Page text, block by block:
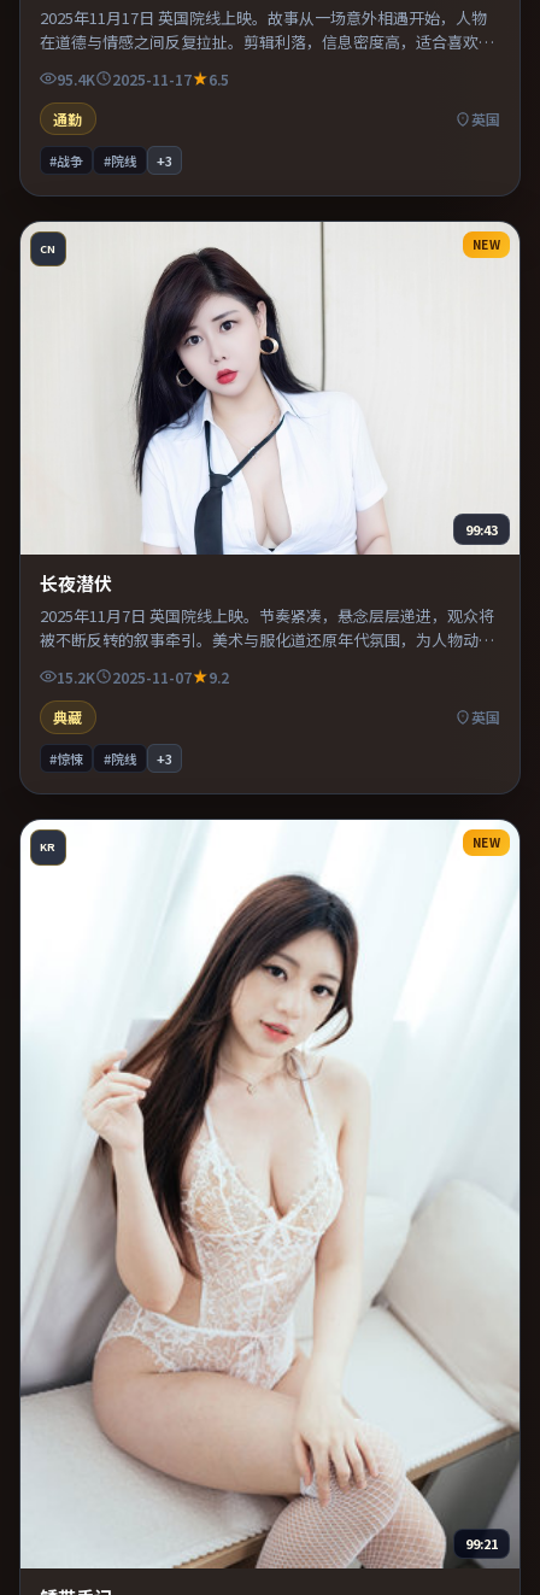
2025年11月17日 英国院线上映。故事从一场意外相遇开始，人物
在道德与情感之间反复拉扯。剪辑利落，信息密度高，适合喜欢烧
脑与推理的观众。既有类型片爽感，也保留作者表达，口碑潜力不
俗。
95.4K 2025-11-17
6.5
通勤
英国
#战争 #院线 +3
CN NEW
99:43
长夜潜伏
2025年11月7日 英国院线上映。节奏紧凑，悬念层层递进，观众将
被不断反转的叙事牵引。美术与服化道还原年代氛围，为人物动机
提供可信支撑。片尾留白意味深长，值得二刷细品台词与构图。
15.2K 2025-11-07
9.2
典藏
英国
#惊悚 #院线 +3
KR NEW
99:21